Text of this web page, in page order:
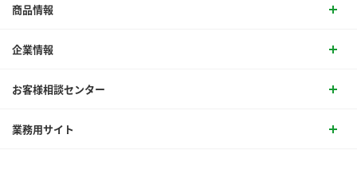
商品情報
企業情報
お客様相談センター
業務用サイト